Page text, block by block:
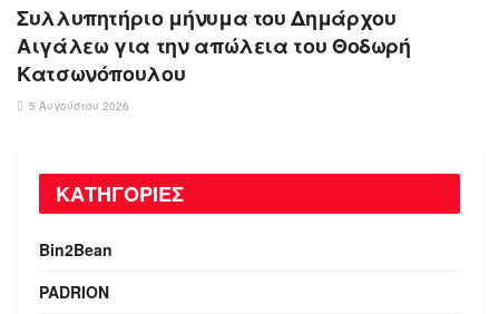
Συλλυπητήριο μήνυμα του Δημάρχου
Αιγάλεω για την απώλεια του Θοδωρή
Κατσωνόπουλου
5 Αυγούστου 2026
ΚΑΤΗΓΟΡΙΕΣ
Bin2Bean
PADRION